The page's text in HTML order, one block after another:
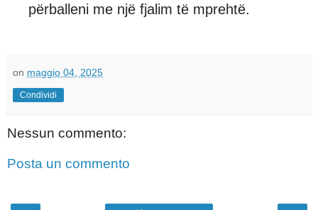
përballeni me një fjalim të mprehtë.
on maggio 04, 2025
Condividi
Nessun commento:
Posta un commento